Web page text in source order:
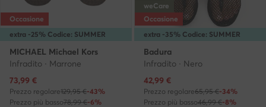
extra -25% Codice: SUMMER
Occasione
MICHAEL Michael Kors
Infradito · Marrone
Prezzo attuale
73,99 €
Prezzo regolare129,95 €-43%
Prezzo più basso78,99 €-6%
extra -35% Codice: SUMMER
weCare
Occasione
Badura
Infradito · Nero
Prezzo attuale
42,99 €
Prezzo regolare65,95 €-34%
Prezzo più basso46,99 €-8%